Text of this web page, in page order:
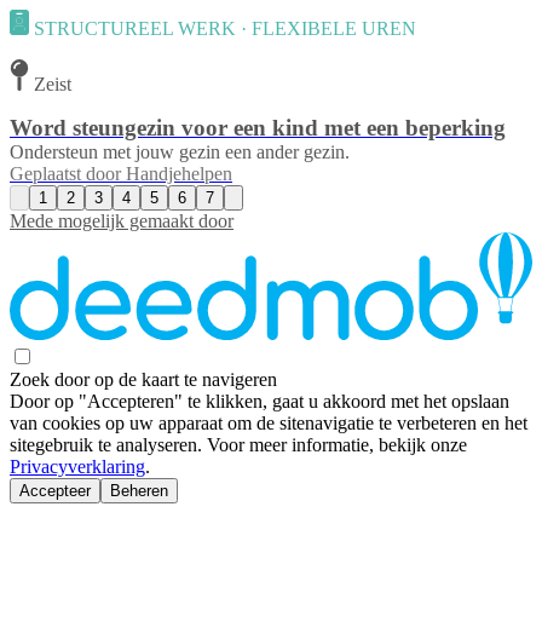
STRUCTUREEL WERK · FLEXIBELE UREN
Zeist
Word steungezin voor een kind met een beperking
Ondersteun met jouw gezin een ander gezin.
Geplaatst door Handjehelpen
1 2 3 4 5 6 7
Mede mogelijk gemaakt door
Zoek door op de kaart te navigeren
Door op "Accepteren" te klikken, gaat u akkoord met het opslaan
van cookies op uw apparaat om de sitenavigatie te verbeteren en het
sitegebruik te analyseren. Voor meer informatie, bekijk onze
Privacyverklaring.
Accepteer Beheren